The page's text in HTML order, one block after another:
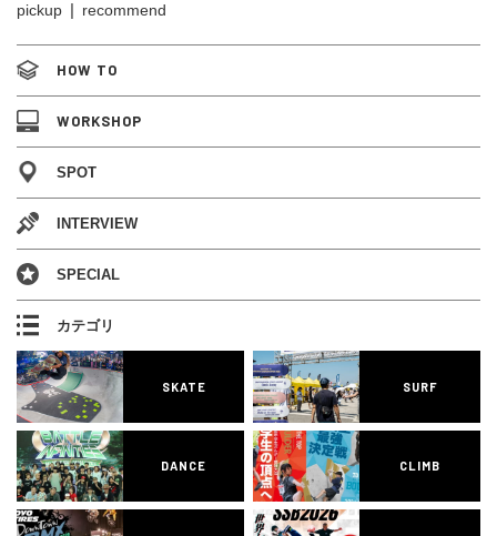
pickup
recommend
HOW TO
WORKSHOP
SPOT
INTERVIEW
SPECIAL
カテゴリ
SKATE SURF
DANCE CLIMB